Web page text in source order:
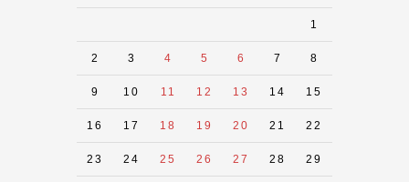
1
2 3 4 5 6 7 8
9 10 11 12 13 14 15
16 17 18 19 20 21 22
23 24 25 26 27 28 29